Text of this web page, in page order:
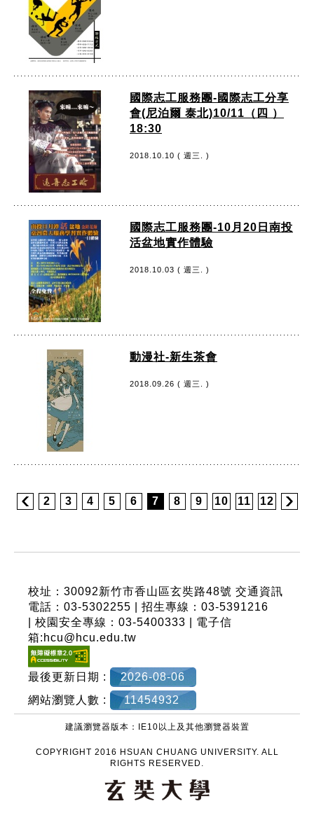
國際志工服務團-國際志工分享
會(尼泊爾 泰北)10/11（四 ）
18:30
2018.10.10 ( 週三. )
國際志工服務團-10月20日南投
活盆地實作體驗
2018.10.03 ( 週三. )
動漫社-新生茶會
2018.09.26 ( 週三. )
2 3 4 5 6 7 8 9 10 11 12
校址：30092新竹市香山區玄奘路48號 交通資訊
電話：03-5302255 | 招生專線：03-5391216
| 校園安全專線：03-5400333 | 電子信
箱:hcu@hcu.edu.tw
最後更新日期 :
2026-08-06
網站瀏覽人數 :
11454932
建議瀏覽器版本：IE10以上及其他瀏覽器裝置
COPYRIGHT 2016 HSUAN CHUANG UNIVERSITY. ALL
RIGHTS RESERVED.